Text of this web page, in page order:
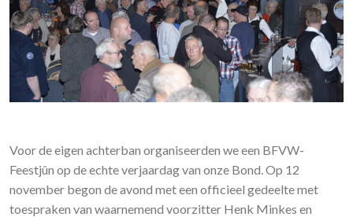
Voor de eigen achterban organiseerden we een BFVW-
Feestjûn op de echte verjaardag van onze Bond. Op 12
november begon de avond met een officieel gedeelte met
toespraken van waarnemend voorzitter Henk Minkes en